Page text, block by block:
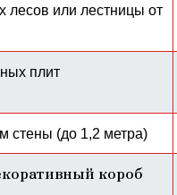
лесов или лестницы от
плит
стены (до 1,2 метра)
короб